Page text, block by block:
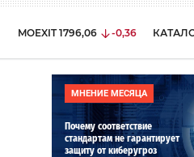
MOEXIT 1796,06 -0,36
МНЕНИЕ МЕСЯЦА
Почему соответствие
стандартам не гарантирует
защиту от киберугроз